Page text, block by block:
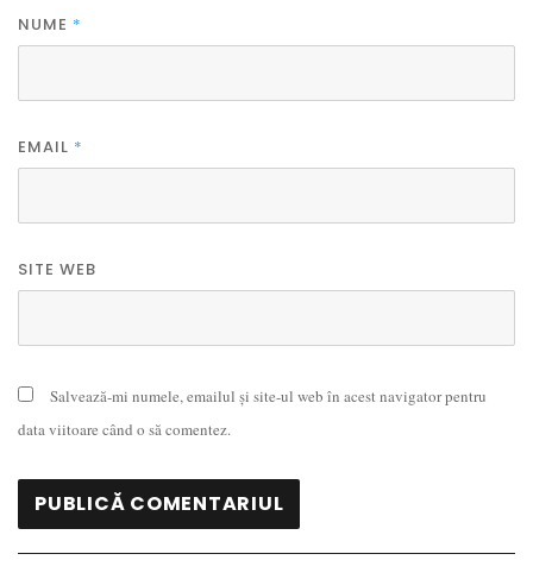
NUME *
EMAIL *
SITE WEB
Salvează-mi numele, emailul și site-ul web în acest navigator pentru
data viitoare când o să comentez.